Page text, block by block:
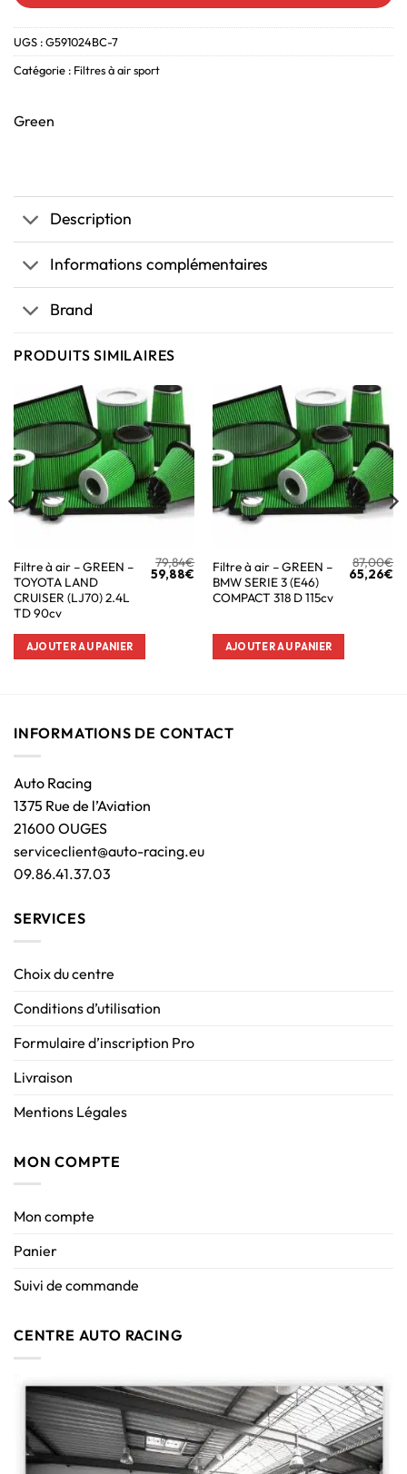
UGS :G591024BC-7
Catégorie : Filtres à air sport
Green
Description
Informations complémentaires
Brand
PRODUITS SIMILAIRES
Filtre à air – GREEN –
TOYOTA LAND
CRUISER (LJ70) 2.4L
TD 90cv
79,84€
59,88€
AJOUTER AU PANIER
Filtre à air – GREEN –
BMW SERIE 3 (E46)
COMPACT 318 D 115cv
87,00€
65,26€
AJOUTER AU PANIER
INFORMATIONS DE CONTACT
Auto Racing
1375 Rue de l’Aviation
21600 OUGES
serviceclient@auto-racing.eu
09.86.41.37.03
SERVICES
Choix du centre
Conditions d’utilisation
Formulaire d’inscription Pro
Livraison
Mentions Légales
MON COMPTE
Mon compte
Panier
Suivi de commande
CENTRE AUTO RACING